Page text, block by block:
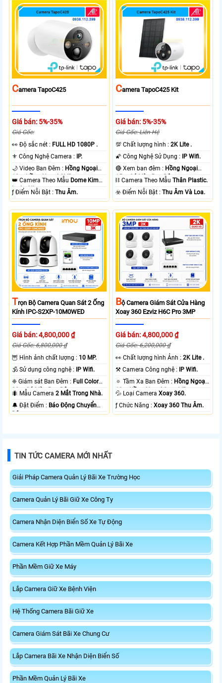
CAmera TapoC425
Giá bán: 5%-35%
Giá Gốc:
️👀 Độ sắc nét : FULL HD 1080P .
⚜️ Công Nghệ Camera :
IP.
🌙 Video Ban Đêm : Hồng Ngoại
10m Hồng Ngoại SMD.
👑 Camera Theo Mẫu Dome Kim
loại + Nhựa.
️ƒ Điểm Nỗi Bật :Thu Âm.
CAmera TapoC425 Kit
Giá bán: 5%-35%
Giá Gốc: Liên Hệ
💯 Chất lượng hình :2K Lite .
🌠 Công Nghệ Sử Dụng :
IP Wifi.
🔴 Xem ban đêm : Hồng Ngoại
15m Có Màu Ban Ðêm.
⛓ Camera Theo MẫuThân Plastic.
️☣️ Điểm Nỗi Bật :Thu Âm Và Loa.
TRọn Bộ Camera Quan Sát 2 Ống
Kính IPC-S2XP-10M0WED
Giá bán: 4,800,000 ₫
Giá Gốc: 6,800,000 ₫
🦉 Hình ảnh chất lượng : 10 MP.
🕉️ Sử dụng công nghệ :
IP Wifi.
❈ Giám sát Ban Đêm : Full Color
20m Có Màu Ban Ðêm.
🐜 Mẫu Camera2 Mắt Trong Nhà.
️🔔 Đặt Điểm : Báo Động Chuyển
Động.
BỘ Camera Giám Sát Cửa Hàng
Xoay 360 Ezviz H6C Pro 3MP
Giá bán: 4,800,000 ₫
Giá Gốc: 6,200,000 ₫
️👀 Chất lượng hình Ảnh :2K Lite .
⚒ Camera Công nghệ :
IP Wifi.
🔅 Tầm Xa Ban Đêm : Hồng Ngoại
10m Hồng Ngoại Smart IR.
💦 Loại CameraXoay 360.
️ƒ Chức Năng :Xoay 360 Thu Âm.
TIN TỨC CAMERA MỚI NHẤT
Giải Pháp Camera Quản Lý Bãi Xe Trường Học
Camera Quản Lý Bãi Giữ Xe Công Ty
Camera Nhận Diện Biển Số Xe Tự Động
Camera Kết Hợp Phần Mềm Quản Lý Bãi Xe
Phần Mềm Giữ Xe Máy
Lắp Camera Giữ Xe Bệnh Viện
Hệ Thống Camera Bãi Giữ Xe
Camera Giám Sát Bãi Xe Chung Cư
Lắp Camera Bãi Xe Nhận Diện Biển Số
Phần Mềm Quản Lý Bãi Xe